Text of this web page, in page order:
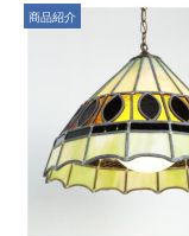
商品紹介